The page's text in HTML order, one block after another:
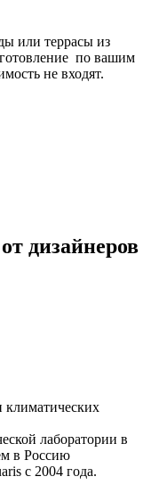
или террасы из
по вашим
не входят.
дизайнеров
климатических
лаборатории в
в Россию
с 2004 года.